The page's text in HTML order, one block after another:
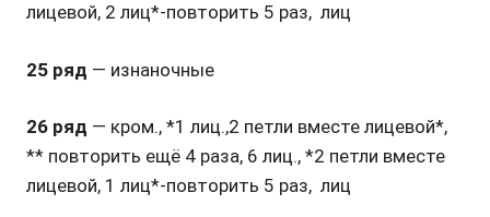
лицевой, 2 лиц*-повторить 5 раз, лиц
25 ряд — изнаночные
26 ряд — кром., *1 лиц.,2 петли вместе лицевой*,
** повторить ещё 4 раза, 6 лиц., *2 петли вместе
лицевой, 1 лиц*-повторить 5 раз, лиц